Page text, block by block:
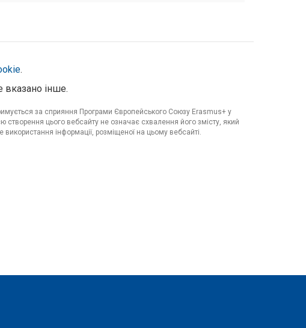
.
вказано інше.
за сприяння Програми Європейського Союзу Erasmus+ у
створення цього вебсайту не означає схвалення його змісту, який
інформації, розміщеної на цьому вебсайті.